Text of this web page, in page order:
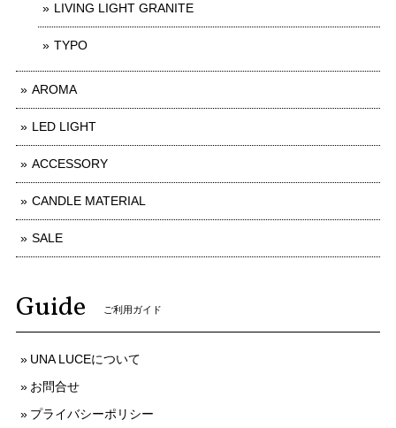
LIVING LIGHT GRANITE
TYPO
AROMA
LED LIGHT
ACCESSORY
CANDLE MATERIAL
SALE
Guide ご利用ガイド
UNA LUCEについて
お問合せ
プライバシーポリシー